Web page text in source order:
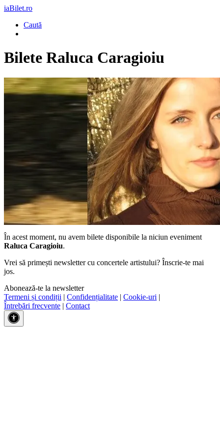
iaBilet.ro
Caută
Bilete Raluca Caragioiu
În acest moment, nu avem bilete disponibile la niciun eveniment
Raluca Caragioiu.
Vrei să primești newsletter cu concertele artistului? Înscrie-te mai
jos.
Abonează-te la newsletter
Termeni și condiții | Confidențialitate | Cookie-uri |
Întrebări frecvente | Contact